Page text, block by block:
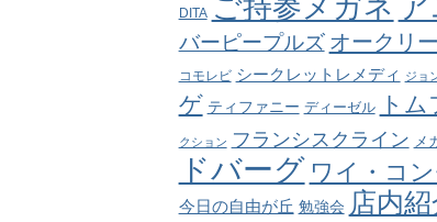
DITA ご持参メガネ
バーピープルズ オークリー
コモレビ シークレットレメディ ジョ
ゲ ティファニー ディーゼル トム
クション フランシスクライン メ
ドバーグ ワイ・コ
今日の自由が丘 勉強会 店内紹